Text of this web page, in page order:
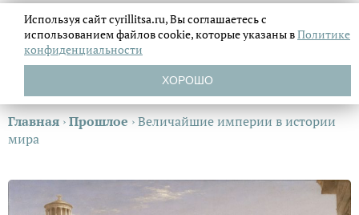
Главная ›Прошлое ›Величайшие империи в истории
мира
Используя сайт cyrillitsa.ru, Вы соглашаетесь с
использованием файловcookie, которые указаны вПолитике
конфиденциальности
ХОРОШО